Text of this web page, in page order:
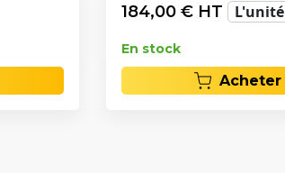
184,00 € HT L'unité
En stock
Acheter